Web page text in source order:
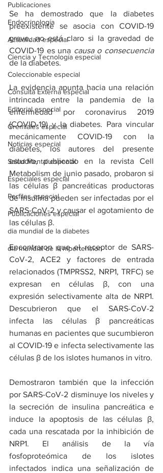
Publicaciones
Endocrinología
Actualidad especial
Ciencia y Tecnología especial
Coleccionable especial
Consulta Externa especial
Editorial especial
Gremiales especial
Noticias especial
Salud Mental especial
Especiales especial
Perfiles especial
Publicaciones especial
dia mundial de la diabetes
dia mundial de la hipertension
Se ha demostrado que la diabetes
preexistente se asocia con COVID-19
grave, no está claro si la gravedad de
COVID-19 es una causa o consecuencia
de la diabetes.
La evidencia apunta hacia una relación
intrincada entre la pandemia de la
enfermedad por coronavirus 2019
(COVID-19) y la diabetes. Para vincular
mecánicamente COVID-19 con la
diabetes, los autores del presente
estudio, publicado en la revista Cell
Metabolism de junio pasado, probaron si
las células β pancreáticas productoras
de insulina pueden ser infectadas por el
SARS-CoV-2 y causar el agotamiento de
las células β.
Encontraron que el receptor de SARS-
CoV-2, ACE2 y factores de entrada
relacionados (TMPRSS2, NRP1, TRFC) se
expresan en células β, con una
expresión selectivamente alta de NRP1.
Descubrieron que el SARS-CoV-2
infecta las células β pancreáticas
humanas en pacientes que sucumbieron
al COVID-19 e infecta selectivamente las
células β de los islotes humanos in vitro.
Demostraron también que la infección
por SARS-CoV-2 disminuye los niveles y
la secreción de insulina pancreática e
induce la apoptosis de las células β,
cada una rescatada por la inhibición de
NRP1. El análisis de la vía
fosfoproteómica de los islotes
infectados indica una señalización de